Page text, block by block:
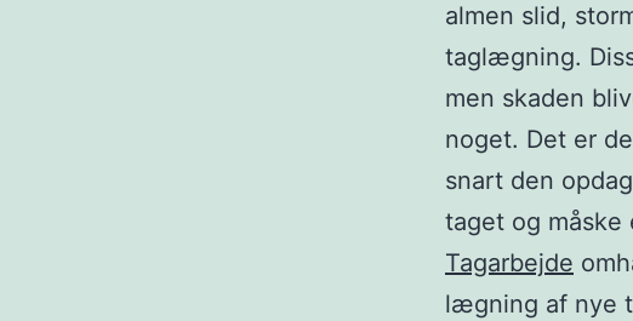
almen slid,
taglægning.
men skaden
noget. Det er
snart den
taget og måske
Tagarbejde
lægning af nye